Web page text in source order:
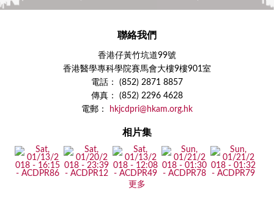
聯絡我們
香港仔黃竹坑道99號
香港醫學專科學院賽馬會大樓9樓901室
電話： (852) 2871 8857
傳真： (852) 2296 4628
電郵：
hkjcdpri@hkam.org.hk
相片集
更多